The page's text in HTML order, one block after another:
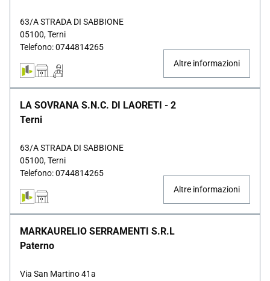
63/A STRADA DI SABBIONE
05100, Terni
Telefono: 0744814265
Altre informazioni
LA SOVRANA S.N.C. DI LAORETI - 2
Terni
63/A STRADA DI SABBIONE
05100, Terni
Telefono: 0744814265
Altre informazioni
MARKAURELIO SERRAMENTI S.R.L
Paterno
Via San Martino 41a